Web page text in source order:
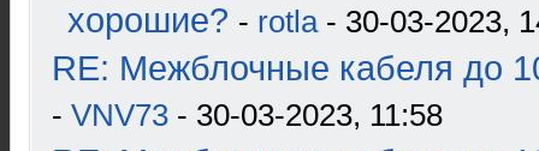
хорошие? - rotla- 30-03-2023,
RE: Межблочные кабеля до
- VNV73 - 30-03-2023, 11:58